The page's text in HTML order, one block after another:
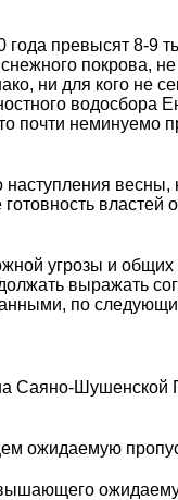
превысят 8-9
покрова,
ни для кого не
водосбора
почти
весны,
властей
угрозы и
выражать
по
Саяно-
ожидаемую